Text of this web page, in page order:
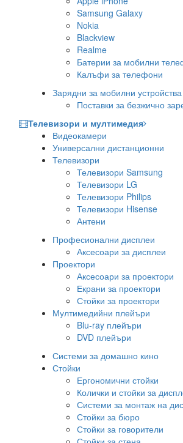
Samsung Galaxy
Nokia
Blackview
Realme
Батерии за мобилни
Калъфи за телефони
Зарядни за мобилни устройства
Поставки за безжично
Телевизори и мултимедия
Видеокамери
Универсални дистанционни
Телевизори
Телевизори Samsung
Телевизори LG
Телевизори Philips
Телевизори Hisense
Антени
Професионални дисплеи
Аксесоари за дисплеи
Проектори
Аксесоари за проектори
Екрани за проектори
Стойки за проектори
Мултимедийни плейъри
Blu-ray плейъри
DVD плейъри
Системи за домашно кино
Стойки
Ергономични стойки
Колички и стойки за
Системи за монтаж на
Стойки за бюро
Стойки за говорители